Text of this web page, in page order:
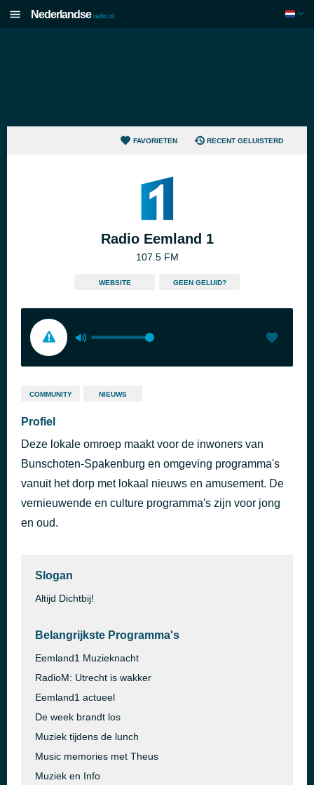
Nederlandse radio.nl
FAVORIETEN RECENT GELUISTERD
Radio Eemland 1
107.5 FM
WEBSITE GEEN GELUID?
COMMUNITY NIEUWS
Profiel
Deze lokale omroep maakt voor de inwoners van
Bunschoten-Spakenburg en omgeving programma's
vanuit het dorp met lokaal nieuws en amusement. De
vernieuwende en culture programma's zijn voor jong
en oud.
Slogan
Altijd Dichtbij!
Belangrijkste Programma's
Eemland1 Muzieknacht
RadioM: Utrecht is wakker
Eemland1 actueel
De week brandt los
Muziek tijdens de lunch
Music memories met Theus
Muziek en Info